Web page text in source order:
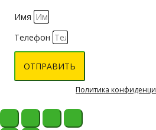
Имя
Телефон
ОТПРАВИТЬ
Политика